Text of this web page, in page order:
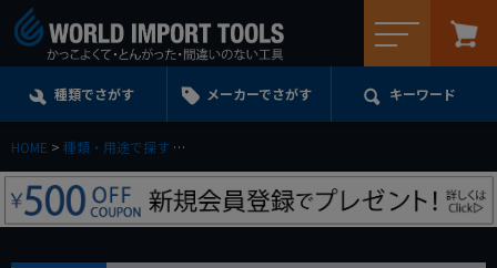
種類でさがす メーカーでさがす キーワード
HOME 種類・用途で探す